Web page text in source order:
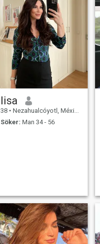
lisa
38 • Nezahualcóyotl, México, Mexico
Söker: Man 34 - 56